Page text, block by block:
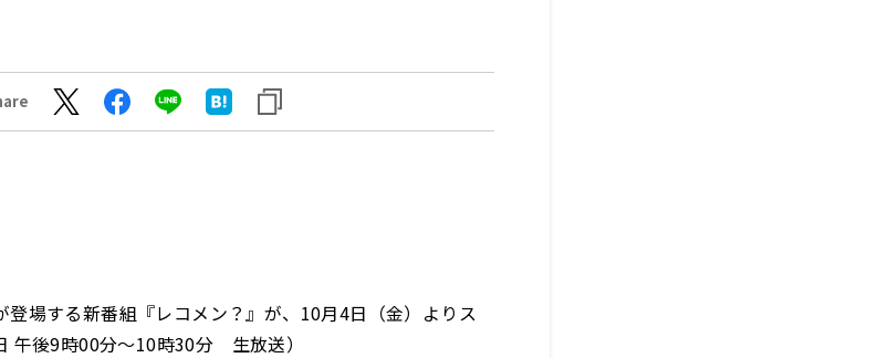
登場する新番組『レコメン？』が、10月4日（金）よりス
午後9時00分～10時30分 生放送）